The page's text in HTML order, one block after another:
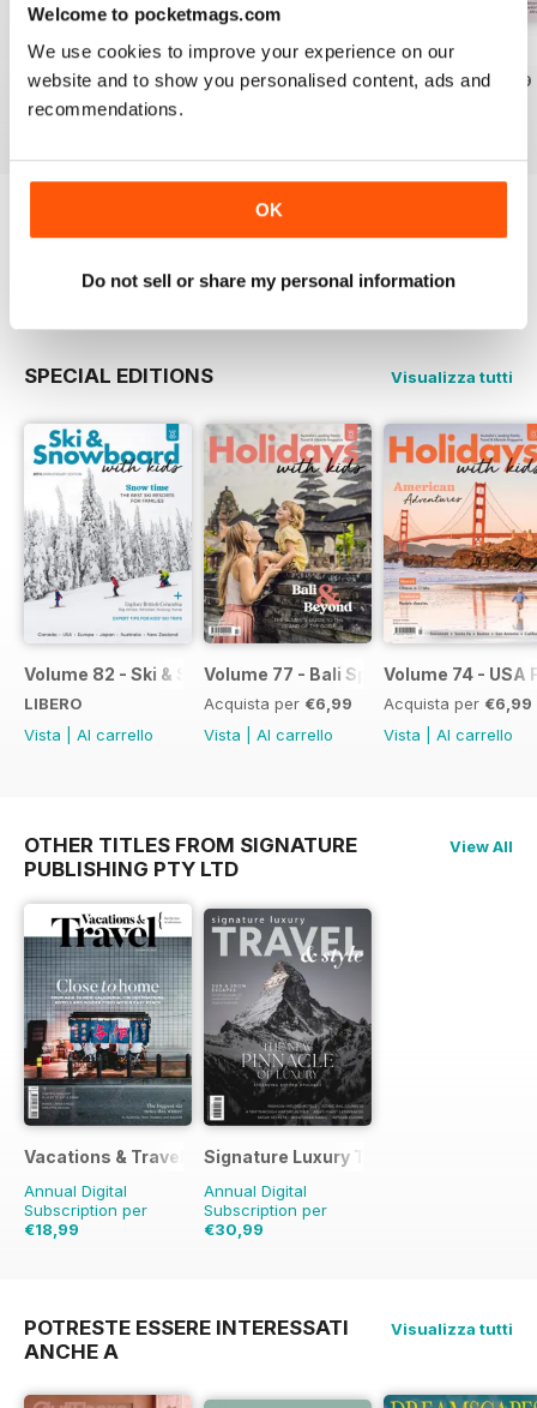
Welcome to pocketmags.com
We use cookies to improve your experience on our
website and to show you personalised content, ads and
recommendations.
OK
Do not sell or share my personal information
Volume 81
Acquista per€5,99
Vista|Al carrello
Volume 80
Acquista per€6,99
Volume 79
Acquista per€6,99
Provate uncampione gratuitodi Holidays
Leggi ora
SPECIAL EDITIONS Visualizza tutti
Volume 82 - Ski & Snowboard with Kids flip
LIBERO
Vista
Al carrello
Volume 77 - Bali Special
Acquista per €6,99
Vista
Al carrello
Volume 74 - USA
Acquista per €6,99
Vista
Al carrello
OTHER TITLES FROM SIGNATURE
PUBLISHING PTY LTD
View All
Vacations & Travel
Annual Digital
Subscription per
€18,99
Signature Luxury Travel & Style
Annual Digital
Subscription per
€30,99
POTRESTE ESSERE INTERESSATI
ANCHE A
Visualizza tutti